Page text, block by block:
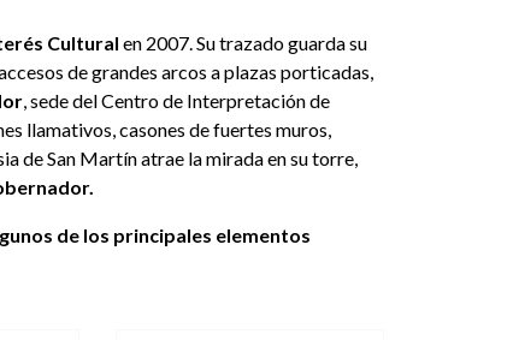
Cultural en 2007. Su trazado guarda su
de grandes arcos a plazas porticadas,
, sede del Centro de Interpretación de
llamativos, casones de fuertes muros,
de San Martín atrae la mirada en su torre,
de los principales elementos